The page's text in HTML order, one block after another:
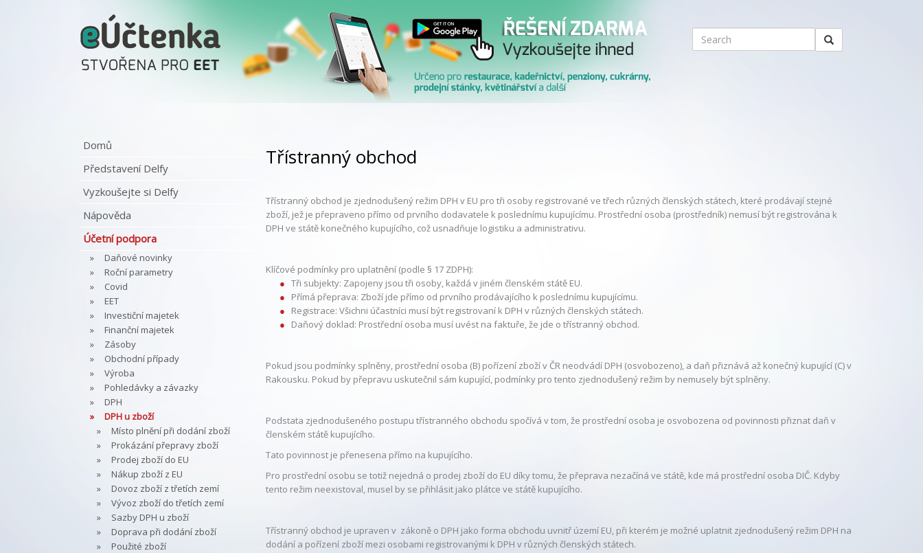
Domů
Představení Delfy
Vyzkoušejte si Delfy
Nápověda
Účetní podpora
Daňové novinky
Roční parametry
Covid
EET
Investiční majetek
Finanční majetek
Zásoby
Obchodní případy
Výroba
Pohledávky a závazky
DPH
DPH u zboží
Místo plnění při dodání zboží
Prokázání přepravy zboží
Prodej zboží do EU
Nákup zboží z EU
Dovoz zboží z třetích zemí
Vývoz zboží do třetích zemí
Sazby DPH u zboží
Doprava při dodání zboží
Použité zboží
Třístranný obchod
Třístranný obchod je zjednodušený režim DPH v EU pro tři osoby registrované ve třech různých členských státech, které prodávají stejné
zboží, jež je přepraveno přímo od prvního dodavatele k poslednímu kupujícímu. Prostřední osoba (prostředník) nemusí být registrována k
DPH ve státě konečného kupujícího, což usnadňuje logistiku a administrativu.
Klíčové podmínky pro uplatnění (podle § 17 ZDPH):
Tři subjekty: Zapojeny jsou tři osoby, každá v jiném členském státě EU.
Přímá přeprava: Zboží jde přímo od prvního prodávajícího k poslednímu kupujícímu.
Registrace: Všichni účastníci musí být registrovaní k DPH v různých členských státech.
Daňový doklad: Prostřední osoba musí uvést na faktuře, že jde o třístranný obchod.
Pokud jsou podmínky splněny, prostřední osoba (B) pořízení zboží v ČR neodvádí DPH (osvobozeno), a daň přiznává až konečný kupující (C) v
Rakousku. Pokud by přepravu uskutečnil sám kupující, podmínky pro tento zjednodušený režim by nemusely být splněny.
Podstata zjednodušeného postupu třístranného obchodu spočívá v tom, že prostřední osoba je osvobozena od povinnosti přiznat daň v
členském státě kupujícího.
Tato povinnost je přenesena přímo na kupujícího.
Pro prostřední osobu se totiž nejedná o prodej zboží do EU díky tomu, že přeprava nezačíná ve státě, kde má prostřední osoba DIČ. Kdyby
tento režim neexistoval, musel by se přihlásit jako plátce ve státě kupujícího.
Třístranný obchod je upraven v zákoně o DPH jako forma obchodu uvnitř území EU, při kterém je možné uplatnit zjednodušený režim DPH na
dodání a pořízení zboží mezi osobami registrovanými k DPH v různých členských státech.